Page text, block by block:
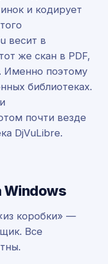
и кодирует
весит в
же скан в PDF,
Именно поэтому
библиотеках.
почти везде
DjVuLibre.
Windows
коробки» —
Все